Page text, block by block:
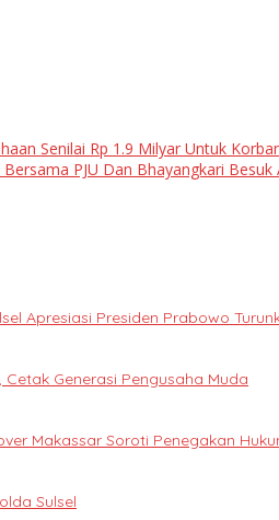
Senilai Rp 1.9 Milyar Untuk
PJU Dan Bhayangkari
Apresiasi Presiden Prabowo
Generasi Pengusaha Muda
Makassar Soroti Penegakan
Sulsel